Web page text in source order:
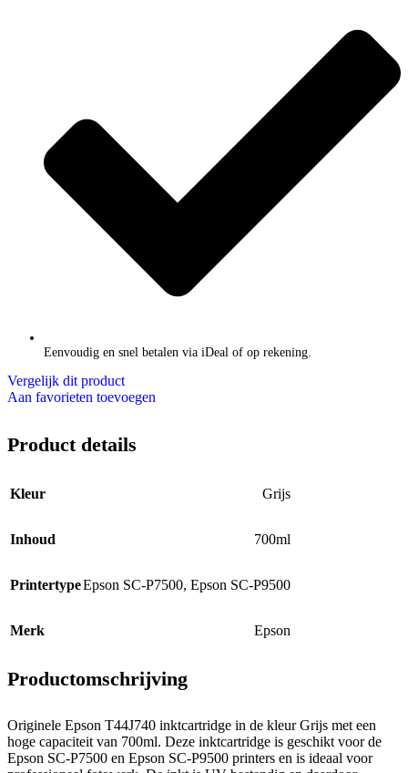
Eenvoudig en snel betalen via iDeal of op rekening.
Vergelijk dit product
Aan favorieten toevoegen
Product details
Kleur Grijs
Inhoud 700ml
PrintertypeEpson SC-P7500, Epson SC-P9500
Merk Epson
Productomschrijving
Originele Epson T44J740 inktcartridge in de kleur Grijs met een
hoge capaciteit van 700ml. Deze inktcartridge is geschikt voor de
Epson SC-P7500 en Epson SC-P9500 printers en is ideaal voor